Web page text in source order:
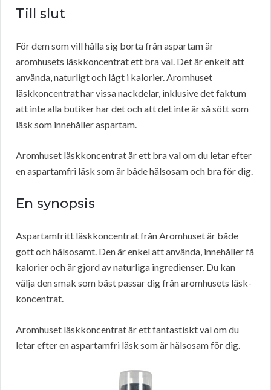
Till slut
För dem som vill hålla sig borta från aspartam är
aromhusets läskkoncentrat ett bra val. Det är enkelt att
använda, naturligt och lågt i kalorier. Aromhuset
läskkoncentrat har vissa nackdelar, inklusive det faktum
att inte alla butiker har det och att det inte är så sött som
läsk som innehåller aspartam.
Aromhuset läskkoncentrat är ett bra val om du letar efter
en aspartamfri läsk som är både hälsosam och bra för dig.
En synopsis
Aspartamfritt läskkoncentrat från Aromhuset är både
gott och hälsosamt. Den är enkel att använda, innehåller få
kalorier och är gjord av naturliga ingredienser. Du kan
välja den smak som bäst passar dig från aromhusets läsk-
koncentrat.
Aromhuset läskkoncentrat är ett fantastiskt val om du
letar efter en aspartamfri läsk som är hälsosam för dig.